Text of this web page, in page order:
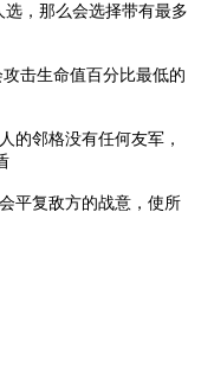
，那么会选择带有最多
击生命值百分比最低的
的邻格没有任何友军，
平复敌方的战意，使所